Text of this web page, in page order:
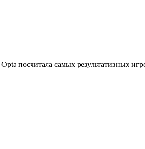
Opta посчитала самых результативных